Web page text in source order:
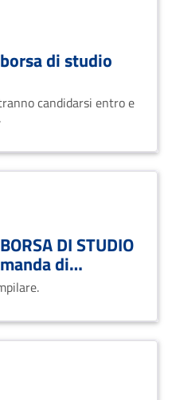
di studio
candidarsi entro e
DI STUDIO
di